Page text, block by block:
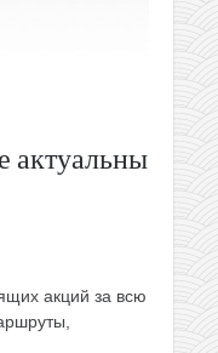
актуальны
акций за всю